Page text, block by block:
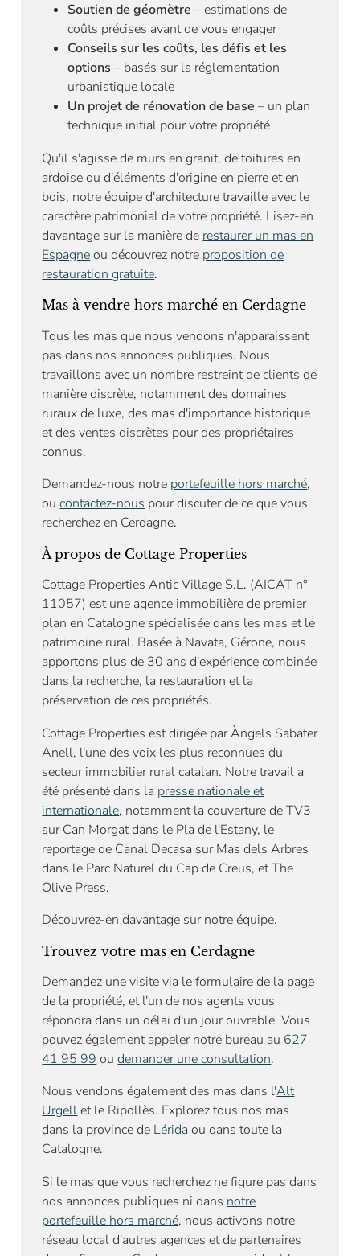
Soutien de géomètre – estimations de
coûts précises avant de vous engager
Conseils sur les coûts, les défis et les
options – basés sur la réglementation
urbanistique locale
Un projet de rénovation de base – un plan
technique initial pour votre propriété
Qu'il s'agisse de murs en granit, de toitures en
ardoise ou d'éléments d'origine en pierre et en
bois, notre équipe d'architecture travaille avec le
caractère patrimonial de votre propriété. Lisez-en
davantage sur la manière de restaurer un mas en
Espagneou découvrez notre proposition de
restauration gratuite.
Mas à vendre hors marché en Cerdagne
Tous les mas que nous vendons n'apparaissent
pas dans nos annonces publiques. Nous
travaillons avec un nombre restreint de clients de
manière discrète, notamment des domaines
ruraux de luxe, des mas d'importance historique
et des ventes discrètes pour des propriétaires
connus.
Demandez-nous notre portefeuille hors marché,
oucontactez-nous pour discuter de ce que vous
recherchez en Cerdagne.
À propos de Cottage Properties
Cottage Properties Antic Village S.L. (AICAT n°
11057) est une agence immobilière de premier
plan en Catalogne spécialisée dans les mas et le
patrimoine rural. Basée à Navata, Gérone, nous
apportons plus de 30 ans d'expérience combinée
dans la recherche, la restauration et la
préservation de ces propriétés.
Cottage Properties est dirigée par Àngels Sabater
Anell, l'une des voix les plus reconnues du
secteur immobilier rural catalan. Notre travail a
été présenté dans la presse nationale et
internationale, notamment la couverture de TV3
sur Can Morgat dans le Pla de l'Estany, le
reportage de Canal Decasa sur Mas dels Arbres
dans le Parc Naturel du Cap de Creus, et The
Olive Press.
Découvrez-en davantage sur notre équipe.
Trouvez votre mas en Cerdagne
Demandez une visite via le formulaire de la page
de la propriété, et l'un de nos agents vous
répondra dans un délai d'un jour ouvrable. Vous
pouvez également appeler notre bureau au 627
41 95 99 oudemander une consultation.
Nous vendons également des mas dans l'Alt
Urgellet le Ripollès. Explorez tous nos mas
dans la province deLéridaou dans toute la
Catalogne.
Si le mas que vous recherchez ne figure pas dans
nos annonces publiques ni dans notre
portefeuille hors marché, nous activons notre
réseau local d'autres agences et de partenaires